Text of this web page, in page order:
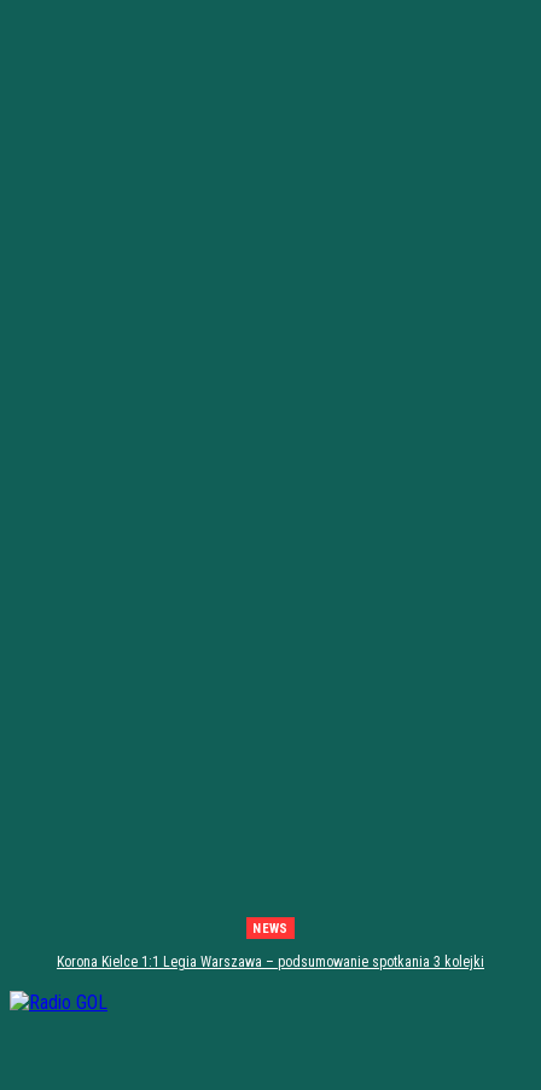
NEWS
Korona Kielce 1:1 Legia Warszawa – podsumowanie spotkania 3 kolejki